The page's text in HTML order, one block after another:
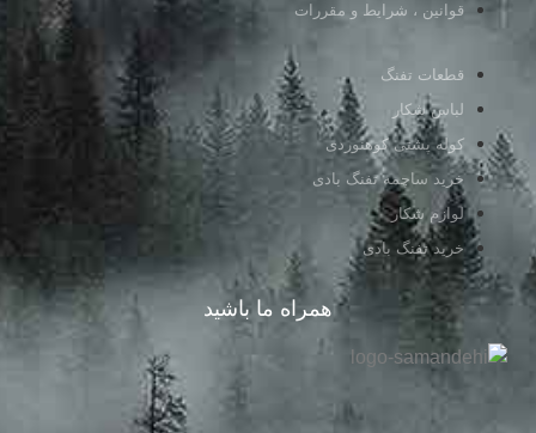
قوانین ، شرایط و مقررات
قطعات تفنگ
لباس شکار
کوله پشتی کوهنوردی
خرید ساچمه تفنگ بادی
لوازم شکار
خرید تفنگ بادی
همراه ما باشید